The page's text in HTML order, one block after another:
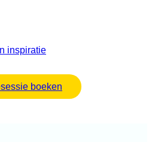
inspiratie
boeken